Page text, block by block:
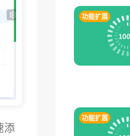
添
功能扩展
功能扩展